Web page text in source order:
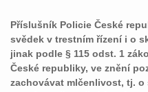
Příslušník Policie České
svědek v trestním řízení i o
jinak podle § 115 odst. 1
České republiky, ve znění
zachovávat mlčenlivost, tj.